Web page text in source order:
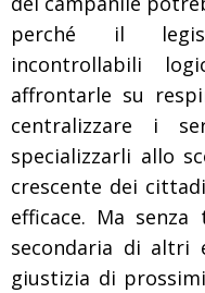
perché il
incontrollabili
affrontarle su
centralizzare i
specializzarli allo
crescente dei
efficace. Ma senza
secondaria di altri
giustizia di